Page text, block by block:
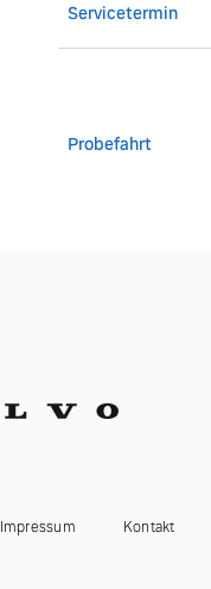
Servicetermin
Probefahrt
Impressum Kontakt